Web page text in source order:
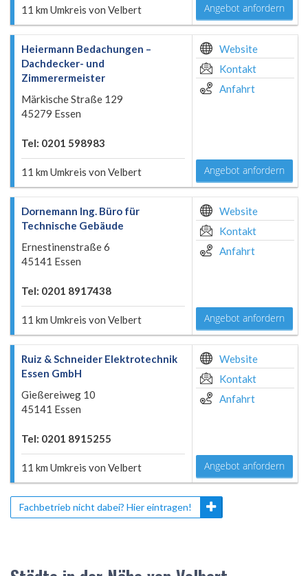
11 km Umkreis von Velbert Angebot anfordern
Heiermann Bedachungen –
Dachdecker- und
Zimmerermeister
Märkische Straße 129
45279 Essen
Tel: 0201 598983
11 km Umkreis von Velbert
Website
Kontakt
Anfahrt
Angebot anfordern
Dornemann Ing. Büro für
Technische Gebäude
Ernestinenstraße 6
45141 Essen
Tel: 0201 8917438
11 km Umkreis von Velbert
Website
Kontakt
Anfahrt
Angebot anfordern
Ruiz & Schneider Elektrotechnik
Essen GmbH
Gießereiweg 10
45141 Essen
Tel: 0201 8915255
11 km Umkreis von Velbert
Website
Kontakt
Anfahrt
Angebot anfordern
Fachbetrieb nicht dabei? Hier eintragen!